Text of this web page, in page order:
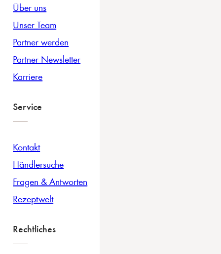
Über uns
Unser Team
Partner werden
Partner Newsletter
Karriere
Service
Kontakt
Händlersuche
Fragen & Antworten
Rezeptwelt
Rechtliches